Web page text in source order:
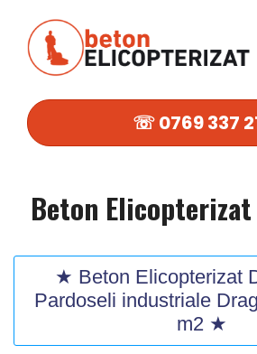
conținut
☏ 0769 337
Beton
★ Beton Elicopterizat
Pardoseli industriale
m2 ★